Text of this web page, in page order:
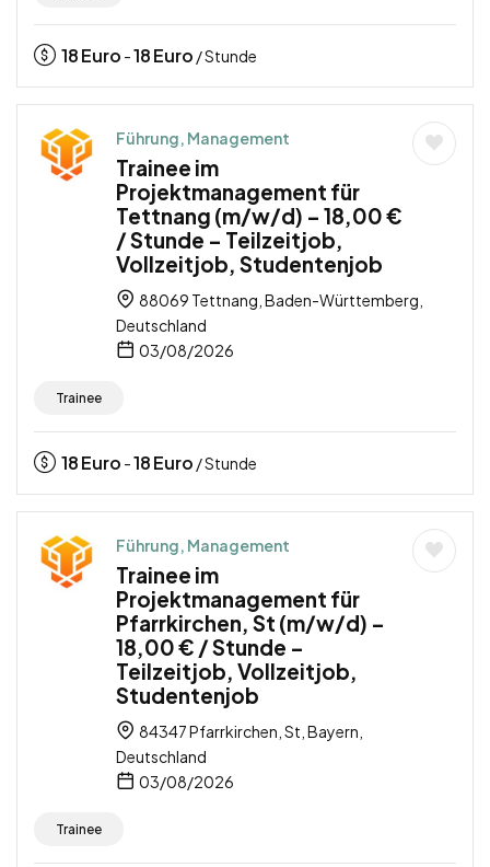
18Euro -18Euro / Stunde
Führung, Management
Trainee im
Projektmanagement für
Tettnang (m/w/d) – 18,00 €
/ Stunde – Teilzeitjob,
Vollzeitjob, Studentenjob
88069 Tettnang, Baden-Württemberg,
Deutschland
03/08/2026
Trainee
18Euro -18Euro / Stunde
Führung, Management
Trainee im
Projektmanagement für
Pfarrkirchen, St (m/w/d) –
18,00 € / Stunde –
Teilzeitjob, Vollzeitjob,
Studentenjob
84347 Pfarrkirchen, St, Bayern,
Deutschland
03/08/2026
Trainee